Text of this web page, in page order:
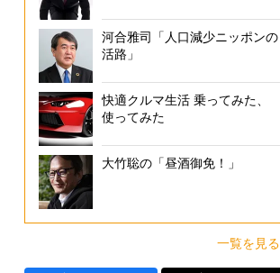
河合雅司「人口減少ニッポンの
活路」
快適クルマ生活 乗ってみた、
使ってみた
大竹聡の「昼酒御免！」
一覧を見る